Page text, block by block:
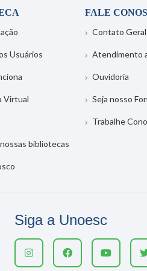
Usuários
Virtual
bibliotecas
FALE
Contato Geral
Atendimento
Ouvidoria
Seja nosso
Trabalhe
Siga a Unoesc